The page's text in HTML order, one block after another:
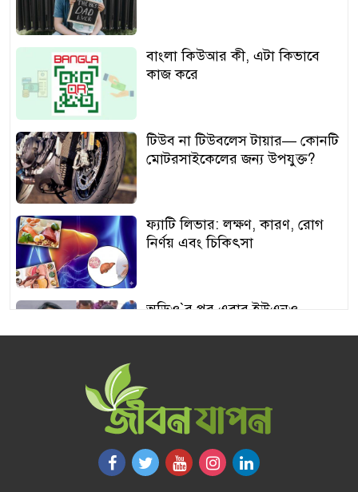
বাংলা কিউআর কী, এটা কিভাবে
কাজ করে
টিউব না টিউবলেস টায়ার— কোনটি
মোটরসাইকেলের জন্য উপযুক্ত?
ফ্যাটি লিভার: লক্ষণ, কারণ, রোগ
নির্ণয় এবং চিকিৎসা
অডিও‍‍`র পর এবার ইউএনও
আঙুর চাষের স্বপ্ন শুরু ৩০ টাকায়,
এখন আয় লাখ টাকা
অতিরিক্ত বড় স্তন নিয়ে বিপাকে